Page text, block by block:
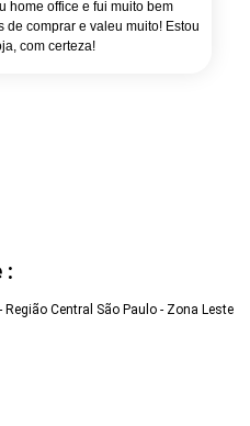
home office e fui muito bem
comprar e valeu muito! Estou
com certeza!
:
Região Central São Paulo - Zona Leste